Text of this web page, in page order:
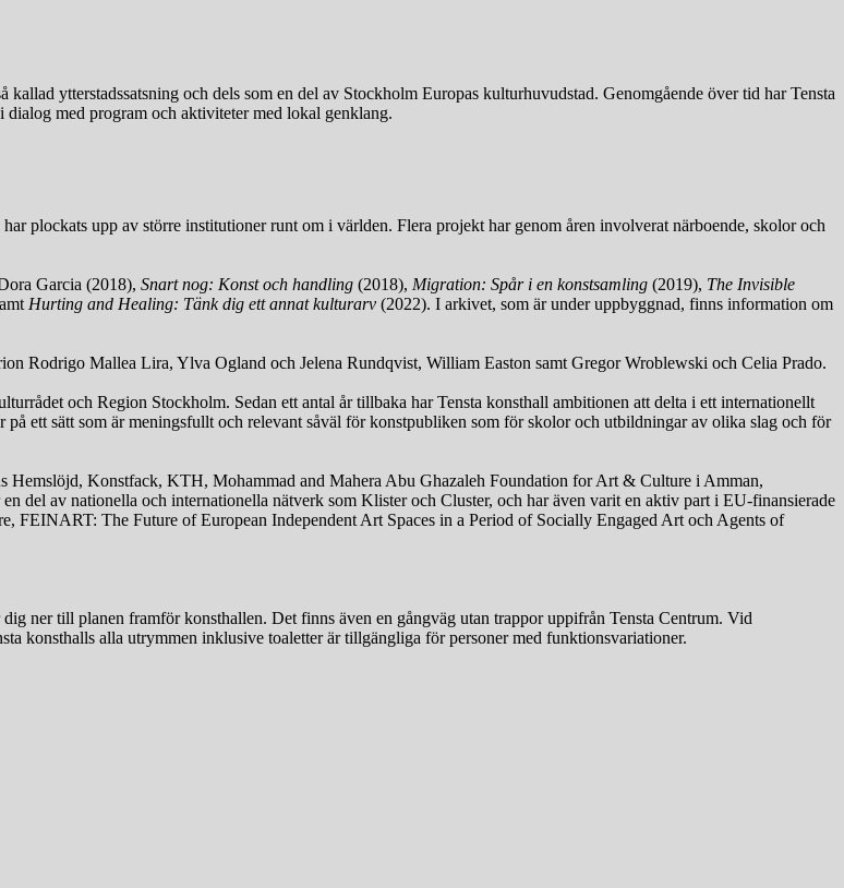
ytterstadssatsning och dels som en del av Stockholm Europas kulturhuvudstad. Genomgående över tid har Tensta
med program och aktiviteter med lokal genklang.
plockats upp av större institutioner runt om i världen. Flera projekt har genom åren involverat närboende, skolor och
Garcia (2018), Snart nog: Konst och handling (2018), Migration: Spår i en konstsamling (2019), The Invisible
Hurting and Healing: Tänk dig ett annat kulturarv (2022). I arkivet, som är under uppbyggnad, finns information om
Rodrigo Mallea Lira, Ylva Ogland och Jelena Rundqvist, William Easton samt Gregor Wroblewski och Celia Prado.
och Region Stockholm. Sedan ett antal år tillbaka har Tensta konsthall ambitionen att delta i ett internationellt
ett sätt som är meningsfullt och relevant såväl för konstpubliken som för skolor och utbildningar av olika slag och för
Hemslöjd, Konstfack, KTH, Mohammad and Mahera Abu Ghazaleh Foundation for Art & Culture i Amman,
del av nationella och internationella nätverk som Klister och Cluster, och har även varit en aktiv part i EU-finansierade
The Future of European Independent Art Spaces in a Period of Socially Engaged Art och Agents of
ner till planen framför konsthallen. Det finns även en gångväg utan trappor uppifrån Tensta Centrum. Vid
konsthalls alla utrymmen inklusive toaletter är tillgängliga för personer med funktionsvariationer.